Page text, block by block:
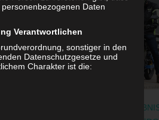
Daten
Verantwortlichen
sonstiger in den
Datenschutzgesetze und
Charakter ist die: